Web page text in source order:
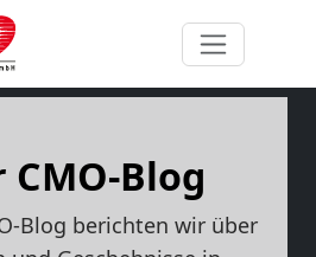
CMO-Blog
Blog berichten wir über